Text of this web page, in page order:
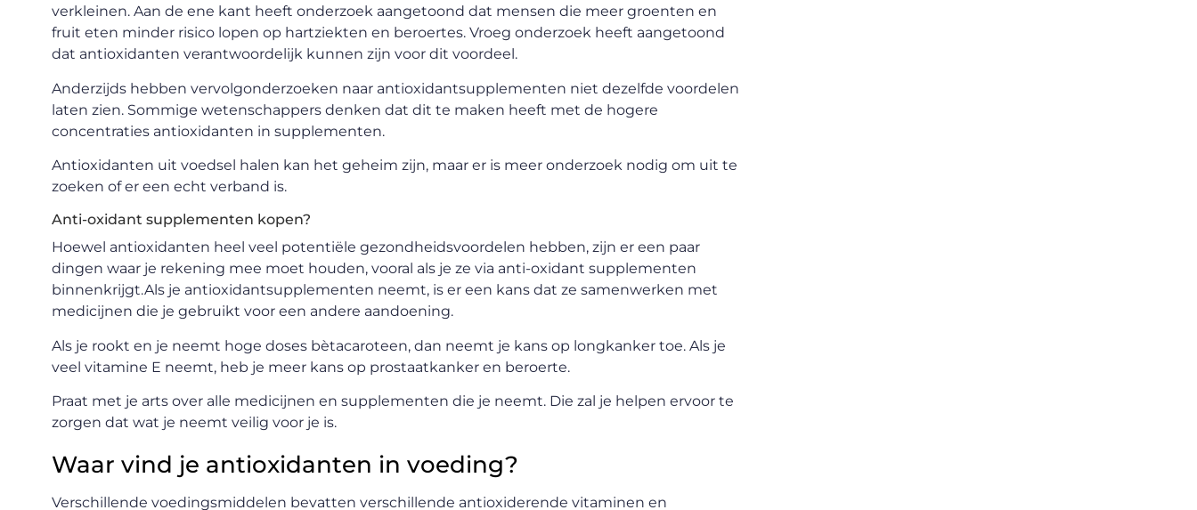
verkleinen. Aan de ene kant heeft onderzoek aangetoond dat mensen die meer groenten en
fruit eten minder risico lopen op hartziekten en beroertes. Vroeg onderzoek heeft aangetoond
dat antioxidanten verantwoordelijk kunnen zijn voor dit voordeel.
Anderzijds hebben vervolgonderzoeken naar antioxidantsupplementen niet dezelfde voordelen
laten zien. Sommige wetenschappers denken dat dit te maken heeft met de hogere
concentraties antioxidanten in supplementen.
Antioxidanten uit voedsel halen kan het geheim zijn, maar er is meer onderzoek nodig om uit te
zoeken of er een echt verband is.
Anti-oxidant supplementen kopen?
Hoewel antioxidanten heel veel potentiële gezondheidsvoordelen hebben, zijn er een paar
dingen waar je rekening mee moet houden, vooral als je ze via anti-oxidant supplementen
binnenkrijgt.Als je antioxidantsupplementen neemt, is er een kans dat ze samenwerken met
medicijnen die je gebruikt voor een andere aandoening.
Als je rookt en je neemt hoge doses bètacaroteen, dan neemt je kans op longkanker toe. Als je
veel vitamine E neemt, heb je meer kans op prostaatkanker en beroerte.
Praat met je arts over alle medicijnen en supplementen die je neemt. Die zal je helpen ervoor te
zorgen dat wat je neemt veilig voor je is.
Waar vind je antioxidanten in voeding?
Verschillende voedingsmiddelen bevatten verschillende antioxiderende vitaminen en